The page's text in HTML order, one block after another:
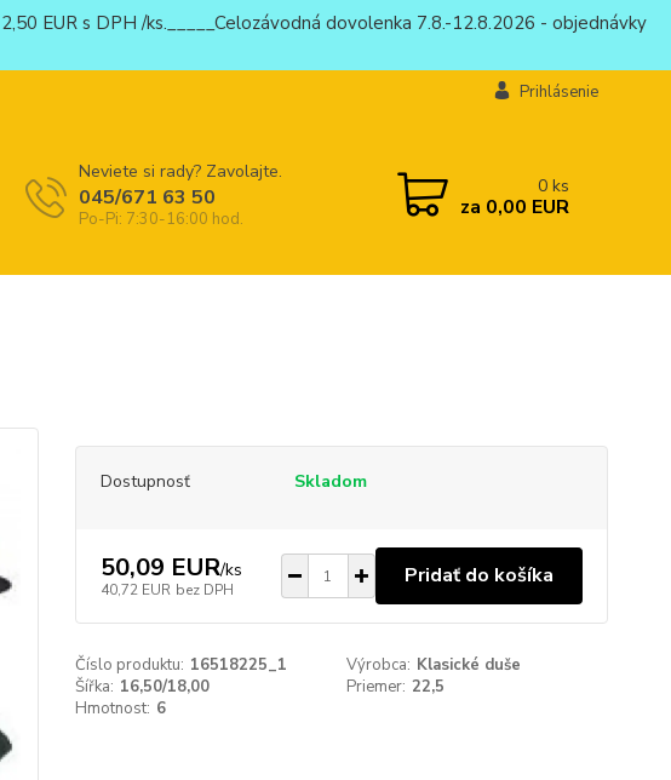
EUR s DPH /ks._____Celozávodná dovolenka 7.8.-12.8.2026 - objednávky
Prihlásenie
Neviete si rady? Zavolajte.
045/671 63 50
Po-Pi: 7:30-16:00 hod.
0 ks
za 0,00 EUR
Dostupnosť Skladom
50,09 EUR/ks
40,72 EUR bez DPH
Pridať do košíka
Číslo produktu: 16518225_1 Výrobca: Klasické duše
Šířka: 16,50/18,00 Priemer: 22,5
Hmotnost: 6